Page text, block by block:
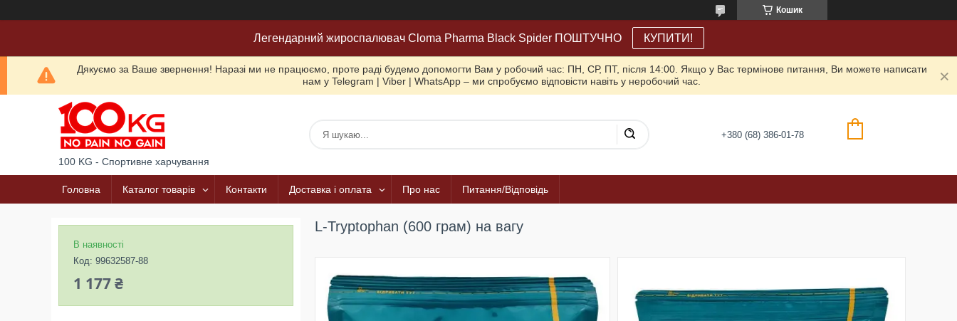
Кошик
Легендарний жироспалювач Cloma Pharma Black Spider ПОШТУЧНО КУПИТИ!
Дякуємо за Ваше звернення! Наразі ми не працюємо, проте раді будемо допомогти Вам у робочий час: ПН, СР, ПТ, після 14:00. Якщо у Вас термінове питання, Ви можете написати
нам у Telegram | Viber | WhatsApp – ми спробуємо відповісти навіть у неробочий час.
100 KG - Спортивне харчування
+380 (68) 386-01-78
Головна Каталог товарів Контакти Доставка і оплата Про нас Питання/Відповідь
L-Tryptophan (600 грам) на вагу
В наявності
Код: 99632587-88
1 177 ₴